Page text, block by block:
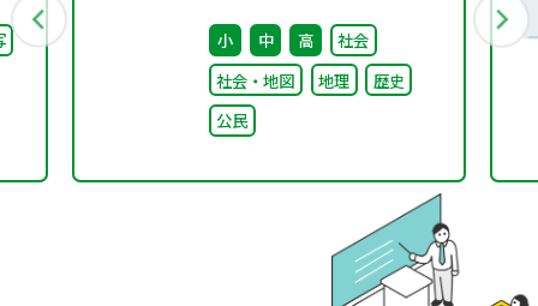
（第8回） 配付資料
小 中 高
社会
社会・地図
地理
歴史
公民